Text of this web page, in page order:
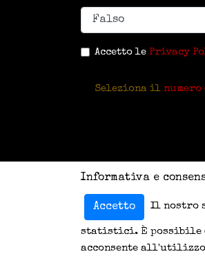
Accetto le Privacy
Seleziona il
Informativa e
Accetto Il nostro
statistici. È possibile
acconsente